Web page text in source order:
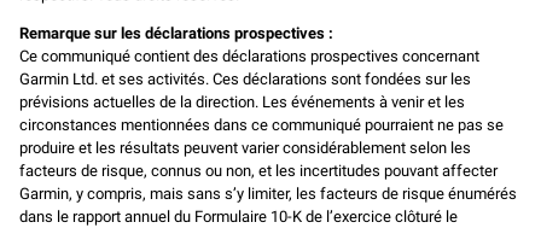
Remarque sur les déclarations prospectives :
Ce communiqué contient des déclarations prospectives concernant
Garmin Ltd. et ses activités. Ces déclarations sont fondées sur les
prévisions actuelles de la direction. Les événements à venir et les
circonstances mentionnées dans ce communiqué pourraient ne pas se
produire et les résultats peuvent varier considérablement selon les
facteurs de risque, connus ou non, et les incertitudes pouvant affecter
Garmin, y compris, mais sans s’y limiter, les facteurs de risque énumérés
dans le rapport annuel du Formulaire 10-K de l’exercice clôturé le